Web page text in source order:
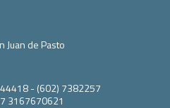
Juan de Pasto
- (602) 7382257
3167670621